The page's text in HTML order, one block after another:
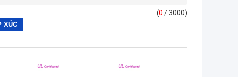
(0 / 3000)